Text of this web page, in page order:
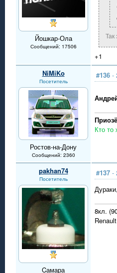
Йошкар-Ола
Сообщений: 17506
Так
+1
NiMiKo
Посетитель
Ростов-на-Дону
Сообщений: 2360
#136 -
Кто то
pakhan74
Посетитель
Cамара
#137 -
8кл.